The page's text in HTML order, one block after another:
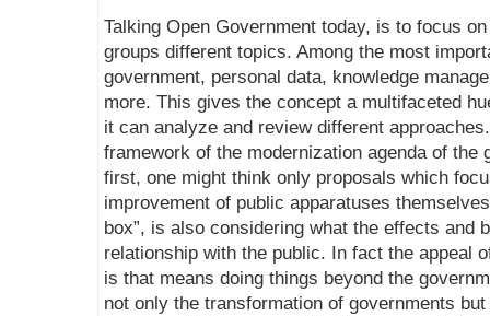
Talking Open Government today, is to focus
groups different topics. Among the most
government, personal data, knowledge
more. This gives the concept a multifaceted
it can analyze and review different
framework of the modernization agenda of the
first, one might think only proposals which
improvement of public apparatuses
box”, is also considering what the effects and
relationship with the public. In fact the appeal
is that means doing things beyond the
not only the transformation of governments